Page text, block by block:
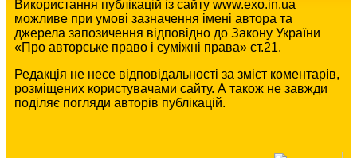
Використання публікацій із сайту www.exo.in.ua
можливе при умові зазначення імені автора та
джерела запозичення відповідно до Закону України
«Про авторське право і суміжні права» ст.21.
Редакція не несе відповідальності за зміст коментарів,
розміщених користувачами сайту. А також не завжди
поділяє погляди авторів публікацій.